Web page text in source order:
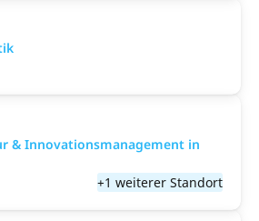
& Innovationsmanagement in
+1 weiterer Standort